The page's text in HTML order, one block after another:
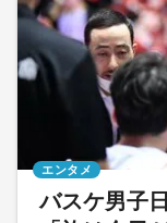
バスケ男子
エンタメ